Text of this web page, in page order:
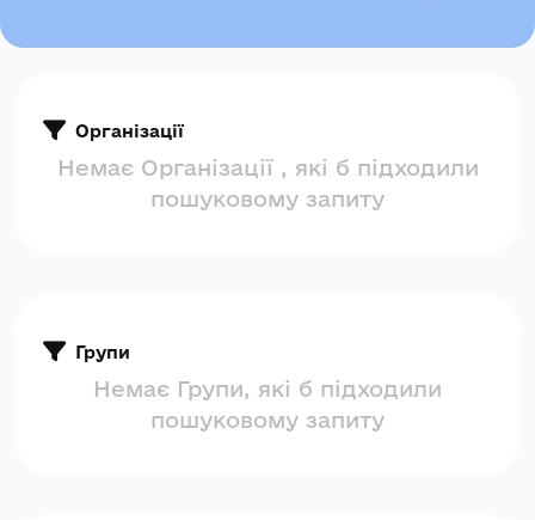
Організації
Немає Організації , які б підходили
пошуковому запиту
Групи
Немає Групи, які б підходили
пошуковому запиту